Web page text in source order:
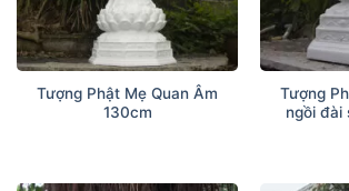
Tượng Phật Mẹ Quan Âm
130cm
Tượng
ngồi đài